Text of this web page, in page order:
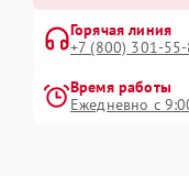
Горячая линия
+7 (800) 301-
Время работы
Ежедневно с